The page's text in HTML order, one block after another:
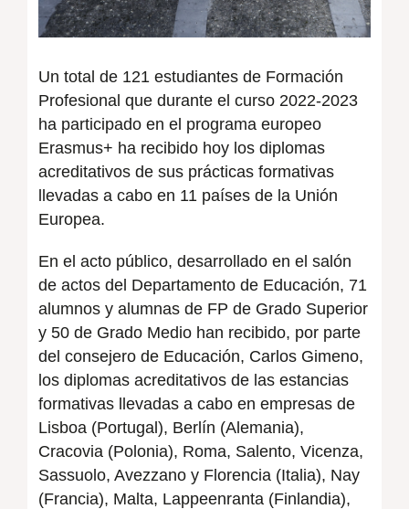
Un total de 121 estudiantes de Formación
Profesional que durante el curso 2022-2023
ha participado en el programa europeo
Erasmus+ ha recibido hoy los diplomas
acreditativos de sus prácticas formativas
llevadas a cabo en 11 países de la Unión
Europea.
En el acto público, desarrollado en el salón
de actos del Departamento de Educación, 71
alumnos y alumnas de FP de Grado Superior
y 50 de Grado Medio han recibido, por parte
del consejero de Educación, Carlos Gimeno,
los diplomas acreditativos de las estancias
formativas llevadas a cabo en empresas de
Lisboa (Portugal), Berlín (Alemania),
Cracovia (Polonia), Roma, Salento, Vicenza,
Sassuolo, Avezzano y Florencia (Italia), Nay
(Francia), Malta, Lappeenranta (Finlandia),